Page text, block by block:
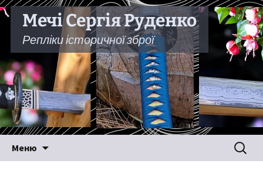
Мечі Сергія Руденко
Репліки історичної зброї
Меню Пошук: